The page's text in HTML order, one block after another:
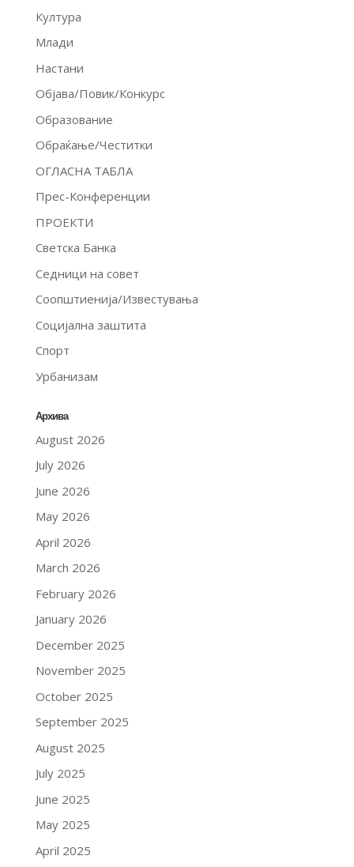
Култура
Млади
Настани
Објава/Повик/Конкурс
Образование
Обраќање/Честитки
ОГЛАСНА ТАБЛА
Прес-Конференции
ПРОЕКТИ
Светска Банка
Седници на совет
Соопштиенија/Известувања
Социјална заштита
Спорт
Урбанизам
Архива
August 2026
July 2026
June 2026
May 2026
April 2026
March 2026
February 2026
January 2026
December 2025
November 2025
October 2025
September 2025
August 2025
July 2025
June 2025
May 2025
April 2025